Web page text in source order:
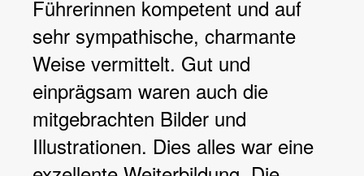
Führerinnen kompetent und auf
sehr sympathische, charmante
Weise vermittelt. Gut und
einprägsam waren auch die
mitgebrachten Bilder und
Illustrationen. Dies alles war eine